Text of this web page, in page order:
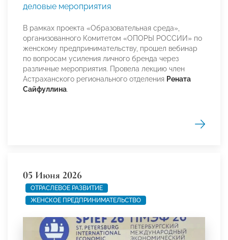
деловые мероприятия
В рамках проекта «Образовательная среда»,
организованного Комитетом «ОПОРЫ РОССИИ» по
женскому предпринимательству, прошел вебинар
по вопросам усиления личного бренда через
различные мероприятия. Провела лекцию член
Астраханского регионального отделения Рената
Сайфуллина.
05 Июня 2026
ОТРАСЛЕВОЕ РАЗВИТИЕ
ЖЕНСКОЕ ПРЕДПРИНИМАТЕЛЬСТВО